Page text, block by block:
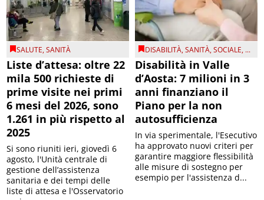
SALUTE,SANITÀ
Liste d’attesa: oltre 22
mila 500 richieste di
prime visite nei primi
6 mesi del 2026, sono
1.261 in più rispetto al
2025
Si sono riuniti ieri, giovedì 6
agosto, l'Unità centrale di
gestione dell’assistenza
sanitaria e dei tempi delle
liste di attesa e l'Osservatorio
DISABILITÀ,SANITÀ,SOCIALE, ...
Disabilità in Valle
d’Aosta: 7 milioni in 3
anni finanziano il
Piano per la non
autosufficienza
In via sperimentale, l'Esecutivo
ha approvato nuovi criteri per
garantire maggiore flessibilità
alle misure di sostegno per
esempio per l'assistenza d...